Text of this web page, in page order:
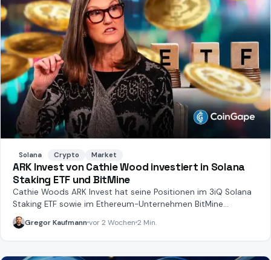
Solana Crypto Market
ARK Invest von Cathie Wood investiert in Solana
Staking ETF und BitMine
Cathie Woods ARK Invest hat seine Positionen im 3iQ Solana
Staking ETF sowie im Ethereum-Unternehmen BitMine
ausgebaut.
Gregor Kaufmannvor 2 Wochen 2 Min.